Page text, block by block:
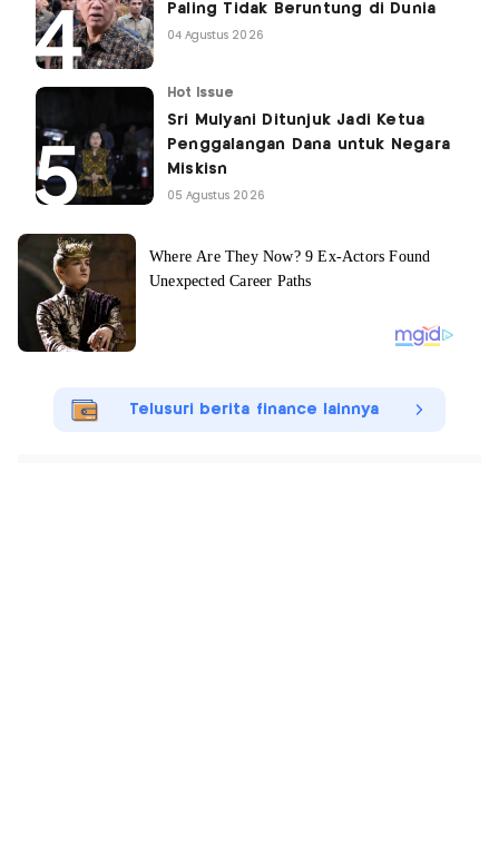
Paling Tidak Beruntung di Dunia
04 Agustus 2026
Hot Issue
Sri Mulyani Ditunjuk Jadi Ketua
Penggalangan Dana untuk Negara
Miskisn
05 Agustus 2026
Telusuri berita finance lainnya